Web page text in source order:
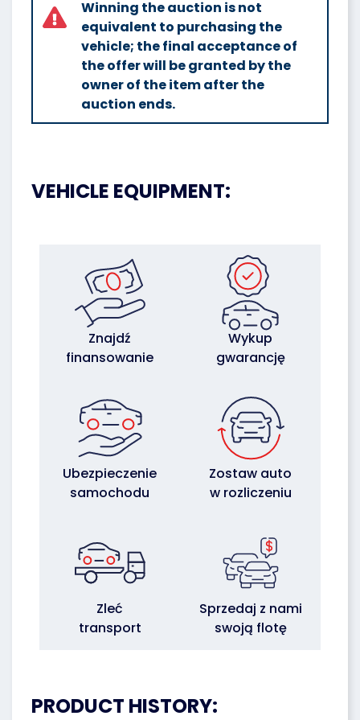
Winning the auction is not
equivalent to purchasing the
vehicle; the final acceptance of
the offer will be granted by the
owner of the item after the
auction ends.
VEHICLE EQUIPMENT:
Znajdź
finansowanie
Wykup
gwarancję
Ubezpieczenie
samochodu
Zostaw auto
w rozliczeniu
Zleć
transport
Sprzedaj z nami
swoją flotę
PRODUCT HISTORY: